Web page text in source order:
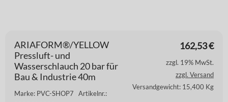
162,53€
ARIAFORM®/YELLOW
Pressluft- und
Wasserschlauch 20 bar für
Bau & Industrie 40m
Marke: PVC-SHOP7 Artikelnr.:
zzgl. 19% MwSt.
zzgl. Versand
Versandgewicht: 15,400 Kg